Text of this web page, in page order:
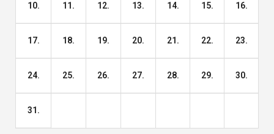
10. 11. 12. 13. 14. 15. 16.
17. 18. 19. 20. 21. 22. 23.
24. 25. 26. 27. 28. 29. 30.
31.